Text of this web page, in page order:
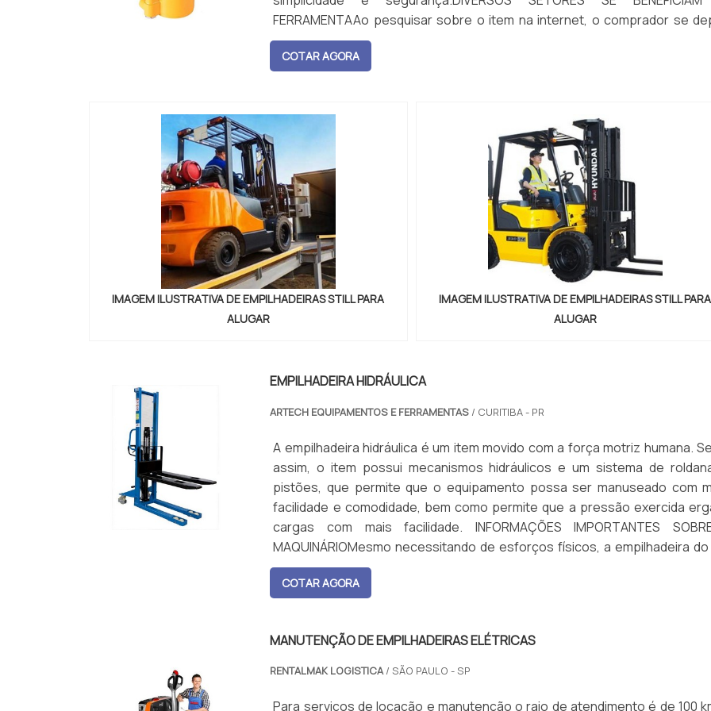
FERRAMENTAAo pesquisar sobre o item na internet, o comprador se
com diversos modelos do ...
COTAR AGORA
IMAGEM ILUSTRATIVA DE EMPILHADEIRAS STILL PARA
ALUGAR
IMAGEM ILUSTRATIVA DE EMPILHADEIRAS STILL PARA
ALUGAR
EMPILHADEIRA HIDRÁULICA
ARTECH EQUIPAMENTOS E FERRAMENTAS / CURITIBA - PR
A empilhadeira hidráulica é um item movido com a força motriz humana.
assim, o item possui mecanismos hidráulicos e um sistema de
pistões, que permite que o equipamento possa ser manuseado com
facilidade e comodidade, bem como permite que a pressão exercida
cargas com mais facilidade. INFORMAÇÕES IMPORTANTES
MAQUINÁRIOMesmo necessitando de esforços físicos, a empilhadeira
hidráulica é um item prático e que permite a realização de diferentes
com mais agilidade. Por isso, é comum que o modelo seja utilizado para
objetos pesados. Sendo assim, deve ser confeccionado de
inteligente, a fim de assegurar não só a eficiência das movimentações
operadores. Não só isso, o modelo deve ser manuseado por
COTAR AGORA
MANUTENÇÃO DE EMPILHADEIRAS ELÉTRICAS
RENTALMAK LOGISTICA/ SÃO PAULO - SP
Para serviços de locação e manutenção o raio de atendimento é de 100